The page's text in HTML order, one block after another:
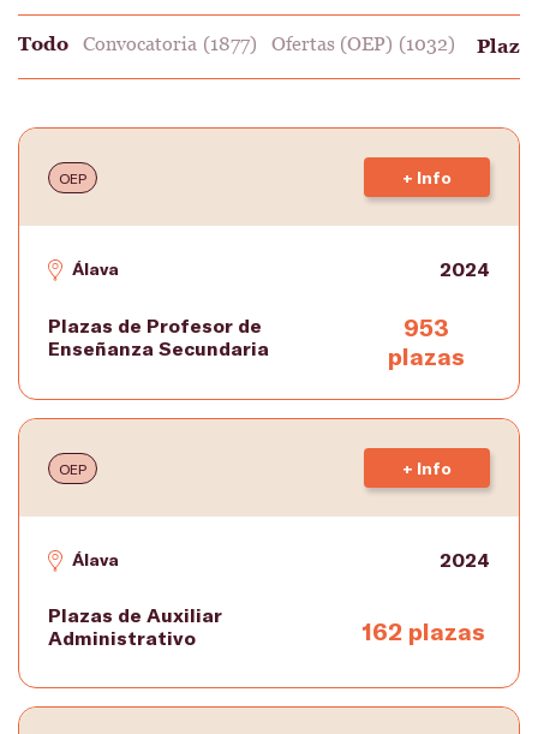
Todo Convocatoria (1877) Ofertas (OEP) (1032)
OEP + Info
Álava 2024
Plazas de Profesor de
Enseñanza Secundaria
953
plazas
OEP + Info
Álava 2024
Plazas de Auxiliar
Administrativo
162 plazas